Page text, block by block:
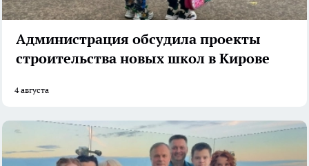
Администрация обсудила проекты
строительства новых школ в Кирове
4 августа